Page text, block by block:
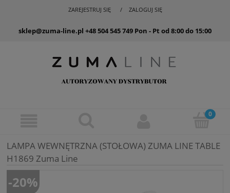
ZAREJESTRUJ SIĘ ZALOGUJ SIĘ
sklep@zuma-line.pl +48 504 545 749 Pon - Pt od 8:00 do 15:00
LAMPA WEWNĘTRZNA (STOŁOWA) ZUMA LINE TABLE
H1869 Zuma Line
-20%